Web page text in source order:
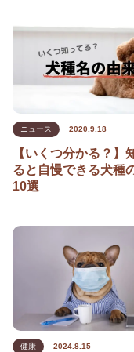
ニュース 2020.9.18
【いくつ分かる？】
ると自慢できる犬種
10選
健康 2024.8.15